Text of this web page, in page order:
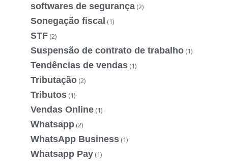
softwares de segurança (2)
Sonegação fiscal (1)
STF (2)
Suspensão de contrato de trabalho (1)
Tendências de vendas (1)
Tributação (2)
Tributos (1)
Vendas Online (1)
Whatsapp (2)
WhatsApp Business (1)
Whatsapp Pay (1)